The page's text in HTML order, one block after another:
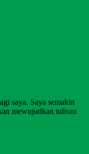
saya. Saya semakin
mewujudkan tulisan